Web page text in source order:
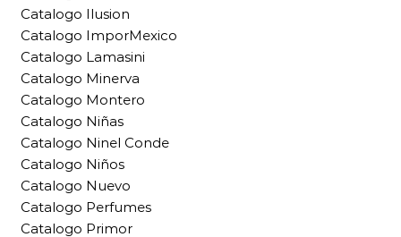
Catalogo Ilusion
Catalogo ImporMexico
Catalogo Lamasini
Catalogo Minerva
Catalogo Montero
Catalogo Niñas
Catalogo Ninel Conde
Catalogo Niños
Catalogo Nuevo
Catalogo Perfumes
Catalogo Primor